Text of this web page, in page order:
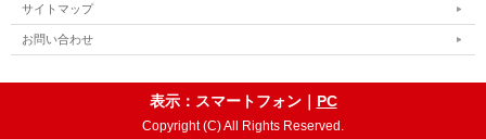
サイトマップ
お問い合わせ
表示：スマートフォン｜ PC
Copyright (C) All Rights Reserved.